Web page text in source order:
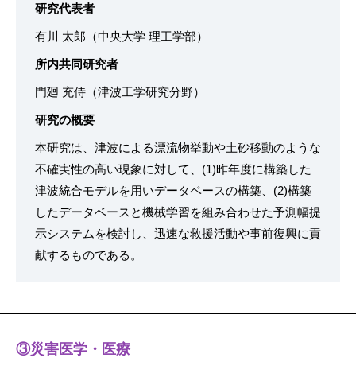
研究代表者
有川 太郎（中央大学 理工学部）
所内共同研究者
門廻 充侍（津波工学研究分野）
研究の概要
本研究は、津波による漂流物挙動や土砂移動のような
不確実性の高い現象に対して、(1)昨年度に構築した
津波統合モデルを用いデータベースの構築、(2)構築
したデータベースと機械学習を組み合わせた予測幅提
示システムを検討し、迅速な救援活動や事前復興に貢
献するものである。
③災害医学・医療